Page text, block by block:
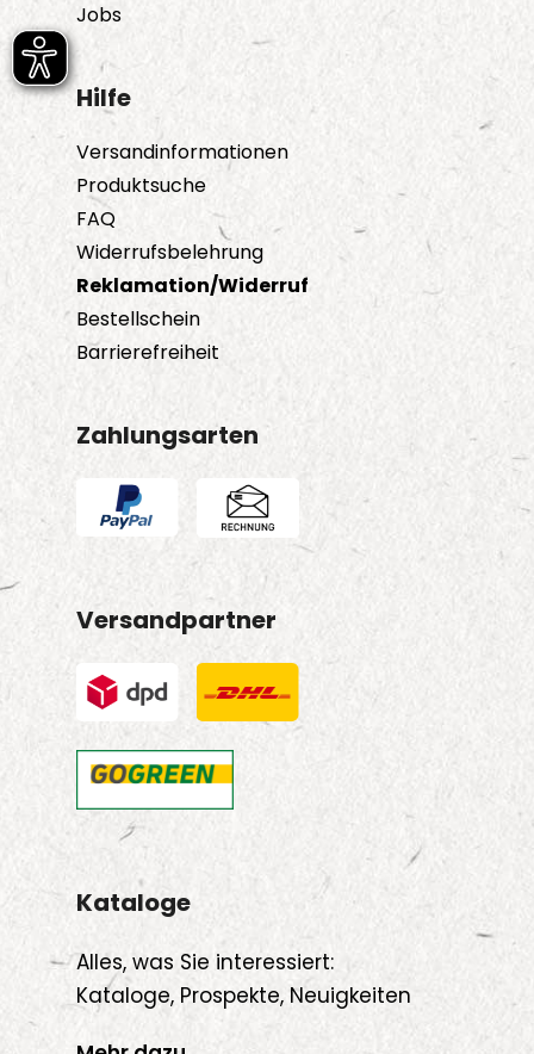
Jobs
Hilfe
Versandinformationen
Produktsuche
FAQ
Widerrufsbelehrung
Reklamation/Widerruf
Bestellschein
Barrierefreiheit
Zahlungsarten
Versandpartner
Kataloge
Alles, was Sie interessiert:
Kataloge, Prospekte, Neuigkeiten